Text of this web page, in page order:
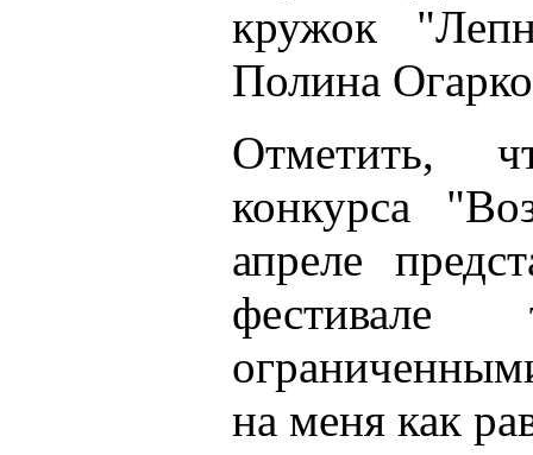
кружок
Полина
Отметить,
конкурса
апреле
на меня как